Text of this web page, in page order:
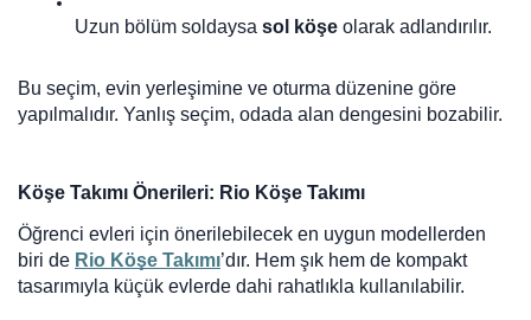
Uzun bölüm soldaysa sol köşe olarak adlandırılır.
Bu seçim, evin yerleşimine ve oturma düzenine göre
yapılmalıdır. Yanlış seçim, odada alan dengesini bozabilir.
Köşe Takımı Önerileri: Rio Köşe Takımı
Öğrenci evleri için önerilebilecek en uygun modellerden
biri de Rio Köşe Takımı’dır. Hem şık hem de kompakt
tasarımıyla küçük evlerde dahi rahatlıkla kullanılabilir.